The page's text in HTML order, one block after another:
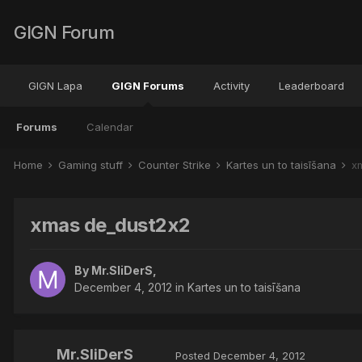
GIGN Forum
GIGN Lapa GIGN Forums
Forums Calendar
Activity Leaderboard
Home Gaming stuff Counter Strike Kartes un to taisīšana
xmas de_dust2x2
By Mr.SliDerS
December 4, 2012 in Kartes un to taisīšana
Mr.SliDerS Posted December 4, 2012